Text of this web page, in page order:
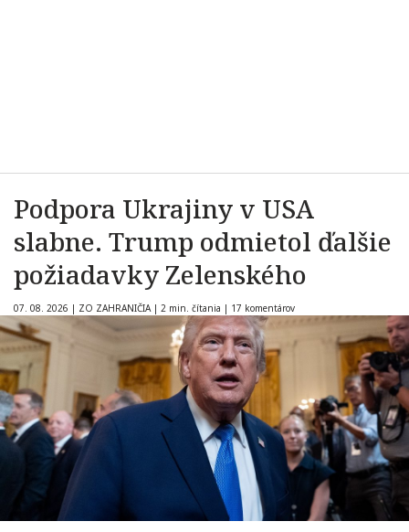
Podpora Ukrajiny v USA
slabne. Trump odmietol ďalšie
požiadavky Zelenského
07. 08. 2026 | ZO ZAHRANIČIA | 2 min. čítania | 17 komentárov